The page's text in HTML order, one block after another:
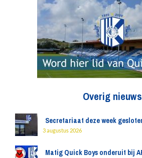
Overig nieuws
Secretariaat deze week
3 augustus 2026
Matig Quick Boys onderuit bij